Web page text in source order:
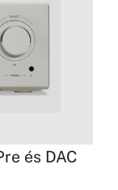
és DAC